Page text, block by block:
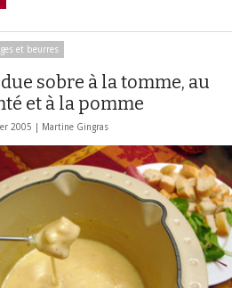
et beurres
sobre à la tomme, au
et à la pomme
2005 | Martine Gingras